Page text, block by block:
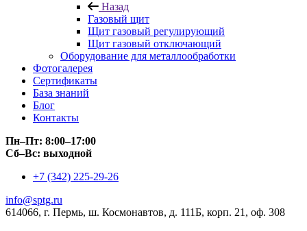
Назад
Газовый щит
Щит газовый регулирующий
Щит газовый отключающий
Оборудование для металлообработки
Фотогалерея
Сертификаты
База знаний
Блог
Контакты
Пн–Пт: 8:00–17:00
Сб–Вс: выходной
+7 (342) 225-29-26
info@sptg.ru
614066, г. Пермь, ш. Космонавтов, д. 111Б, корп. 21, оф. 308